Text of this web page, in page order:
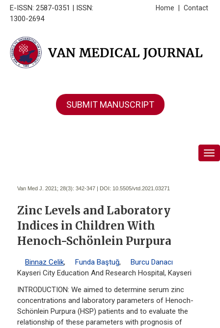
E-ISSN: 2587-0351 | ISSN:
1300-2694
Contact
Home
SUBMIT MANUSCRIPT
Van Med J. 2021; 28(3): 342-347 | DOI: 10.5505/vtd.2021.03271
Zinc Levels and Laboratory
Indices in Children With
Henoch-Schönlein Purpura
Binnaz Celik, Funda Baştuğ,
Burcu Danacı
Kayseri City Education And Research Hospital, Kayseri
INTRODUCTION: We aimed to determine serum zinc
concentrations and laboratory parameters of Henoch-
Schönlein Purpura (HSP) patients and to evaluate the
relationship of these parameters with prognosis of